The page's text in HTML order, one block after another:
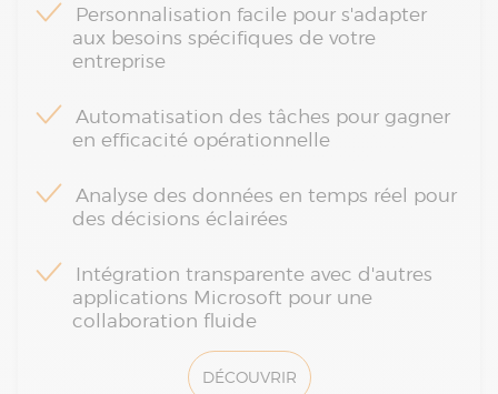
Personnalisation facile pour s'adapter
aux besoins spécifiques de votre
entreprise
Automatisation des tâches pour gagner
en efficacité opérationnelle
Analyse des données en temps réel pour
des décisions éclairées
Intégration transparente avec d'autres
applications Microsoft pour une
collaboration fluide
DÉCOUVRIR